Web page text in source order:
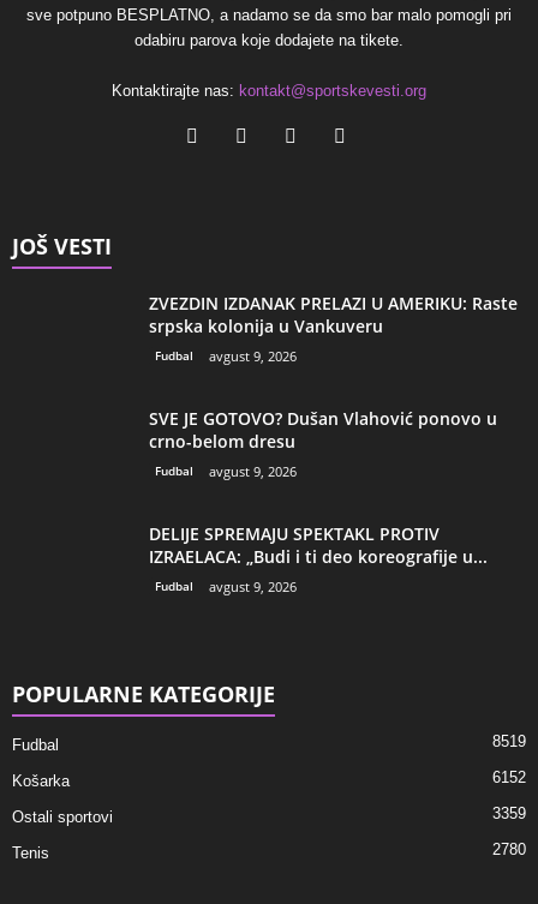
sve potpuno BESPLATNO, a nadamo se da smo bar malo pomogli pri
odabiru parova koje dodajete na tikete.
Kontaktirajte nas: kontakt@sportskevesti.org
JOŠ VESTI
ZVEZDIN IZDANAK PRELAZI U AMERIKU: Raste
srpska kolonija u Vankuveru
Fudbal avgust 9, 2026
SVE JE GOTOVO? Dušan Vlahović ponovo u
crno-belom dresu
Fudbal avgust 9, 2026
DELIJE SPREMAJU SPEKTAKL PROTIV
IZRAELACA: „Budi i ti deo koreografije u...
Fudbal avgust 9, 2026
POPULARNE KATEGORIJE
Fudbal 8519
Košarka 6152
Ostali sportovi 3359
Tenis 2780